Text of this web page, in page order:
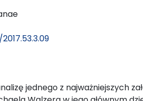
jednego z najważniejszych